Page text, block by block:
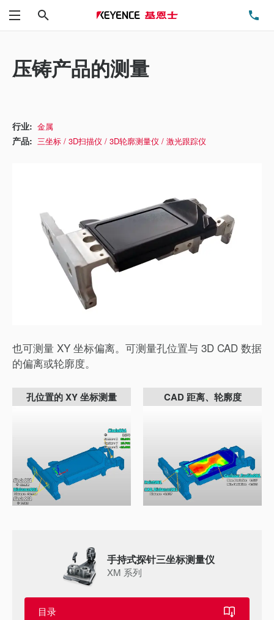
菜单
压铸产品的测量
行业: 金属
产品: 三坐标 / 3D扫描仪 / 3D轮廓测量仪 / 激光跟踪仪
也可测量 XY 坐标偏离。可测量孔位置与 3D CAD 数据
的偏离或轮廓度。
孔位置的 XY 坐标测量 CAD 距离、轮廓度
手持式探针三坐标测量仪
XM 系列
目录